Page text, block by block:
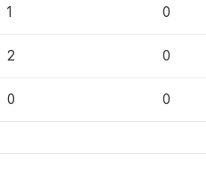
1 0
2 0
0 0